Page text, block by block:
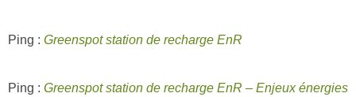
Ping : Greenspot station de recharge EnR
Ping : Greenspot station de recharge EnR – Enjeux énergies